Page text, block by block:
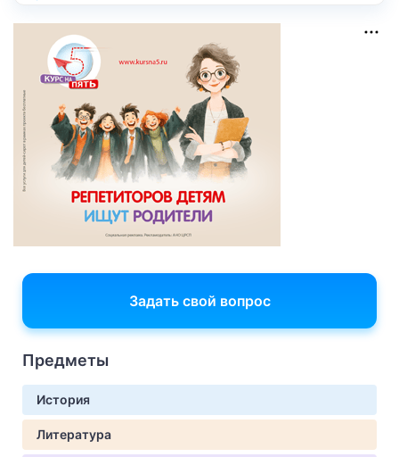
Задать свой вопрос
Предметы
История
Литература